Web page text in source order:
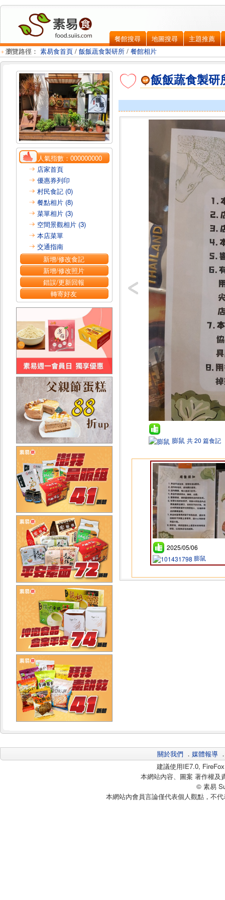
餐館搜尋 地圖搜尋
主題推薦
瀏覽路徑： 素易食首頁 / 飯飯蔬食製研所 / 餐館相片
人氣指數：000000000
店家首頁
優惠券列印
村民食記 (0)
餐點相片 (8)
菜單相片 (3)
空間景觀相片 (3)
本店菜單
交通指南
新增/修改食記
新增/修改照片
錯誤/更新回報
轉寄好友
飯飯蔬食製研
膨鼠 共 20 篇食記
2025/05/06
膨鼠
關於我們 ． 媒體報導
建議使用IE7.0,
本網站內容、圖案 著作權及
© 素易
本網站內會員言論僅代表個人觀點，不